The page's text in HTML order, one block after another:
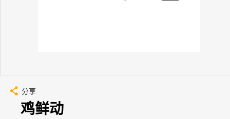
分享
鸡鲜动